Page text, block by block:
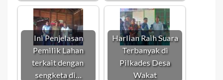
Ini Penjelasan
Pemilik Lahan
terkait dengan
sengketa di…
Harlian Raih Suara
Terbanyak di
Pilkades Desa
Wakat